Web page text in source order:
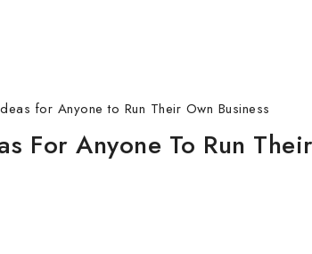
for Anyone to Run Their Own Business
For Anyone To Run